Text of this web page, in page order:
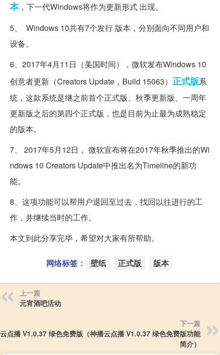
本，下一代Windows将作为更新形式 出现。
5、 Windows 10共有7个发行 版本，分别面向不同用户和
设备。
6、2017年4月11日（美国时间），微软发布Windows 10
创意者更新（Creators Update，Build 15063） 正式版系
统，这款系统是继之前首个正式版、秋季更新版、一周年
更新版之后的第四个正式版，也是目前为止最为成熟稳定
的版本。
7、 2017年5月12日， 微软宣布将在2017年秋季推出的Wi
ndows 10 Creators Update中推出名为Timeline的新功
能。
8、这项功能可以帮用户退回至过去，找回以往进行的工
作，并继续当时的工作。
本文到此分享完毕，希望对大家有所帮助。
网络标签： 壁纸 正式版 版本
上一篇
元宵酒吧活动
下一篇
点播 V1.0.37 绿色免费版（神播云点播 V1.0.37 绿色免费版功能
简介）